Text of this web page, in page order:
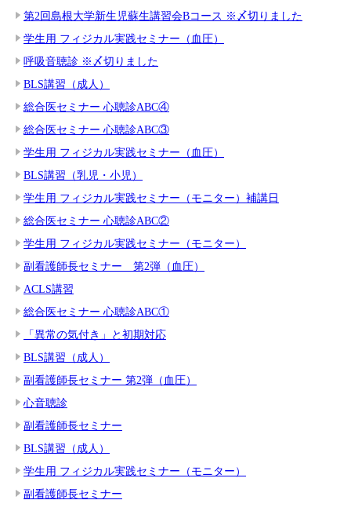
第2回島根大学新生児蘇生講習会Bコース ※〆切りました
学生用 フィジカル実践セミナー（血圧）
呼吸音聴診 ※〆切りました
BLS講習（成人）
総合医セミナー 心聴診ABC④
総合医セミナー 心聴診ABC③
学生用 フィジカル実践セミナー（血圧）
BLS講習（乳児・小児）
学生用 フィジカル実践セミナー（モニター）補講日
総合医セミナー 心聴診ABC②
学生用 フィジカル実践セミナー（モニター）
副看護師長セミナー 第2弾（血圧）
ACLS講習
総合医セミナー 心聴診ABC①
「異常の気付き」と初期対応
BLS講習（成人）
副看護師長セミナー 第2弾（血圧）
心音聴診
副看護師長セミナー
BLS講習（成人）
学生用 フィジカル実践セミナー（モニター）
副看護師長セミナー